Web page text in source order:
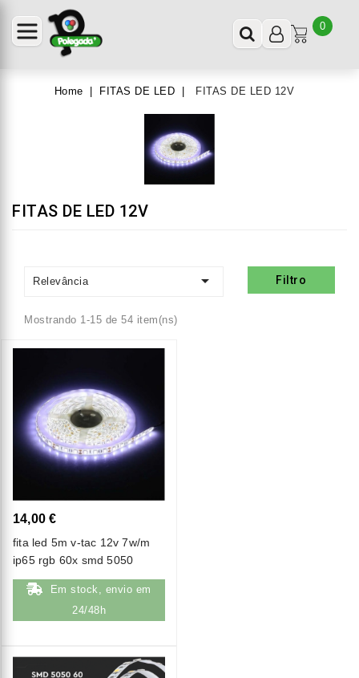
0
Home FITAS DE LED FITAS DE LED 12V
FITAS DE LED 12V
Relevância  Filtro
Mostrando 1-15 de 54 item(ns)
14,00 €
fita led 5m v-tac 12v 7w/m
ip65 rgb 60x smd 5050
Em stock, envio em
24/48h